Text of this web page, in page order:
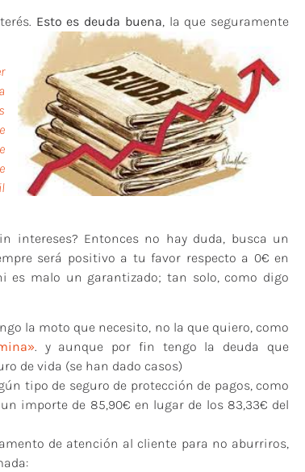
Esto es deuda buena, la que seguramente
intereses? Entonces no hay duda, busca un
será positivo a tu favor respecto a 0€ en
es malo un garantizado; tan solo, como digo
la moto que necesito, no la que quiero, como
. y aunque por fin tengo la deuda que
de vida (se han dado casos)
tipo de seguro de protección de pagos, como
importe de 85,90€ en lugar de los 83,33€ del
de atención al cliente para no aburriros,